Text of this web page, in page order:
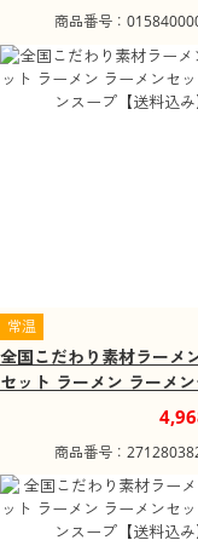
商品番号：
常温
全国こだわり素材ラーメ
セット ラーメン ラーメ
ラーメンスープ【送料込
商品番号：